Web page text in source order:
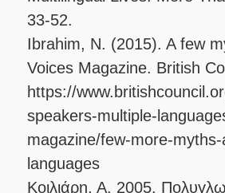
33-52.
Ibrahim, N. (2015). A few
Voices Magazine. British
https://
speakers-multiple-
magazine/few-more-
languages
Κοιλιάρη, Α. 2005.